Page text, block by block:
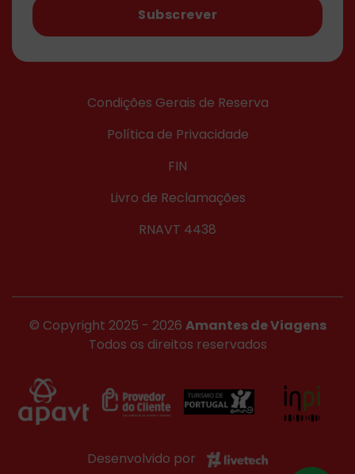
Subscrever
Condições Gerais de Reserva
Política de Privacidade
FIN
Livro de Reclamações
RNAVT 4438
© Copyright 2025 - 2026 Amantes de Viagens
Todos os direitos reservados
Desenvolvido por